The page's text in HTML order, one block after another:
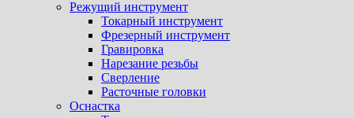
Режущий инструмент
Токарный инструмент
Фрезерный инструмент
Гравировка
Нарезание резьбы
Сверление
Расточные головки
Оснастка